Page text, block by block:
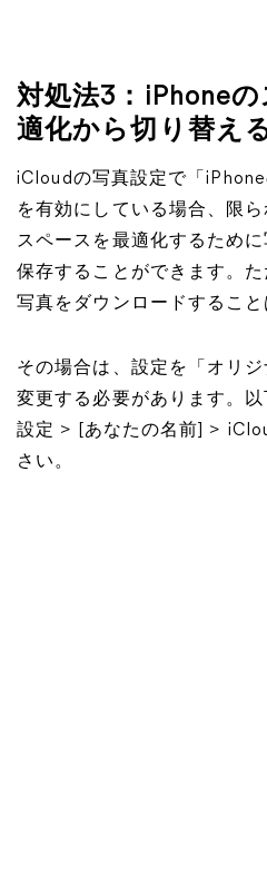
対処法3：iPhone
適化から切り替え
iCloudの写真設定で「
を有効にしている場合、限
スペースを最適化するため
保存することができます。
写真をダウンロードすること
その場合は、設定を「オリ
変更する必要があります。
設定 > [あなたの名前] >
さい。